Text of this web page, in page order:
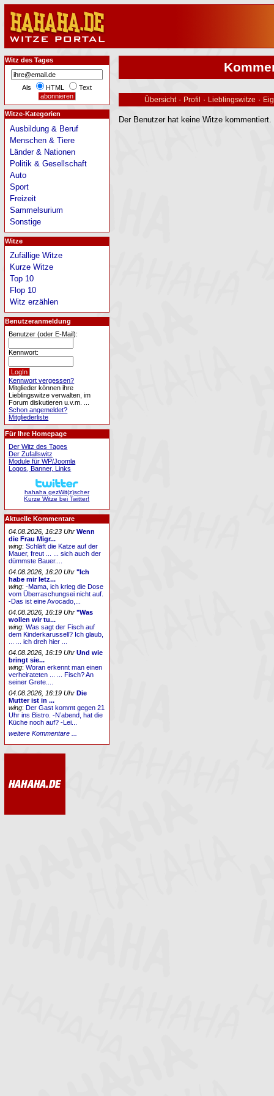
Übersicht · Profil · Lieblingswitze ·
Der Benutzer hat keine Witze kommentiert.
Witz des Tages
Als HTML Text
Witze-Kategorien
Ausbildung & Beruf
Menschen & Tiere
Länder & Nationen
Politik & Gesellschaft
Auto
Sport
Freizeit
Sammelsurium
Sonstige
Witze
Zufällige Witze
Kurze Witze
Top 10
Flop 10
Witz erzählen
Benutzeranmeldung
Benutzer (oder E-Mail):
Kennwort:
Kennwort vergessen?
Mitglieder können ihre
Lieblingswitze verwalten, im
Forum diskutieren u.v.m. ...
Schon angemeldet?
Mitgliederliste
Für Ihre Homepage
Der Witz des Tages
Der Zufallswitz
Module für WP/Joomla
Logos, Banner, Links
hahaha gezWit(z)scher
Kurze Witze bei Twitter!
Aktuelle Kommentare
04.08.2026, 16:23 Uhr Wenn
die Frau Migr...
wing:Schläft die Katze auf der
Mauer, freut ... ... sich auch der
dümmste Bauer....
04.08.2026, 16:20 Uhr "Ich
habe mir letz...
wing:-Mama, ich krieg die Dose
vom Überraschungsei nicht auf.
-Das ist eine Avocado,...
04.08.2026, 16:19 Uhr "Was
wollen wir tu...
wing:Was sagt der Fisch auf
dem Kinderkarussell? Ich glaub,
... ... ich dreh hier ...
04.08.2026, 16:19 Uhr Und wie
bringt sie...
wing:Woran erkennt man einen
verheirateten ... ... Fisch? An
seiner Grete....
04.08.2026, 16:19 Uhr Die
Mutter ist in ...
wing:Der Gast kommt gegen 21
Uhr ins Bistro. -N’abend, hat die
Küche noch auf? -Lei...
weitere Kommentare ...